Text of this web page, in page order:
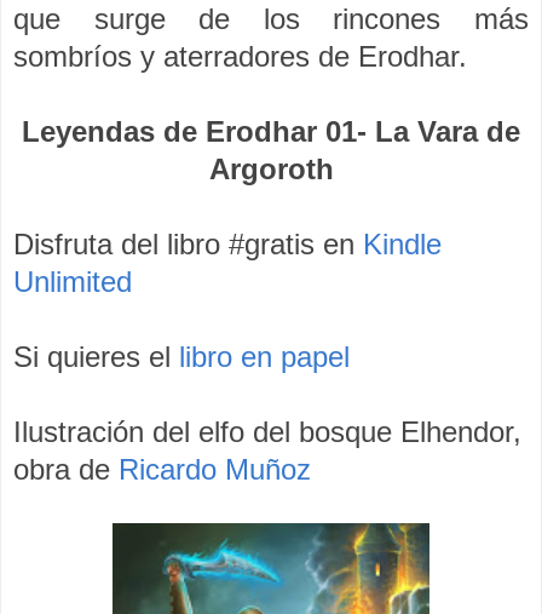
que surge de los rincones más
sombríos y aterradores de Erodhar.
Leyendas de Erodhar 01- La Vara de
Argoroth
Disfruta del libro #gratis en Kindle
Unlimited
Si quieres el libro en papel
Ilustración del elfo del bosque Elhendor,
obra de Ricardo Muñoz